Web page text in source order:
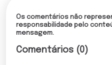
Os comentários não
responsabilidade pelo
mensagem.
Comentários (0)